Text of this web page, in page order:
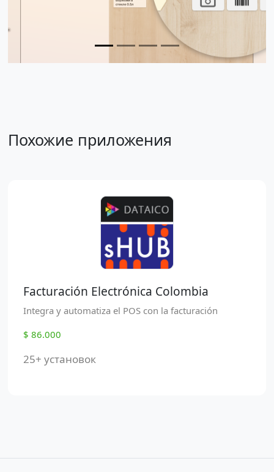
Похожие приложения
Facturación Electrónica Colombia
Integra y automatiza el POS con la facturación
$ 86.000
25+ установок